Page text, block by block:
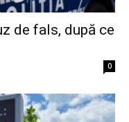
de fals, după ce
0